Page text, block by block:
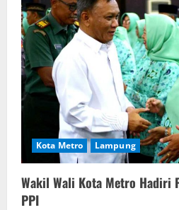
Kota Metro Lampung
Wakil Wali Kota Metro Hadiri
PPI